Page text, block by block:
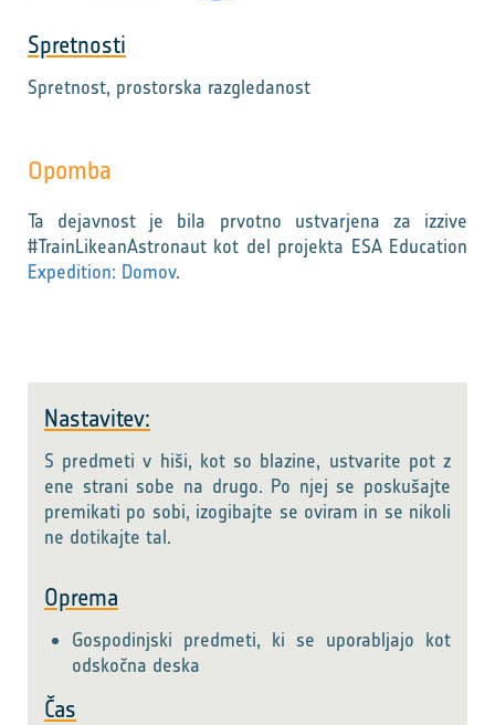
Spretnosti
Spretnost, prostorska razgledanost
Opomba
Ta dejavnost je bila prvotno ustvarjena za izzive
#TrainLikeanAstronaut kot del projekta ESA Education
Expedition: Domov.
Nastavitev:
S predmeti v hiši, kot so blazine, ustvarite pot z
ene strani sobe na drugo. Po njej se poskušajte
premikati po sobi, izogibajte se oviram in se nikoli
ne dotikajte tal.
Oprema
Gospodinjski predmeti, ki se uporabljajo kot
odskočna deska
Čas